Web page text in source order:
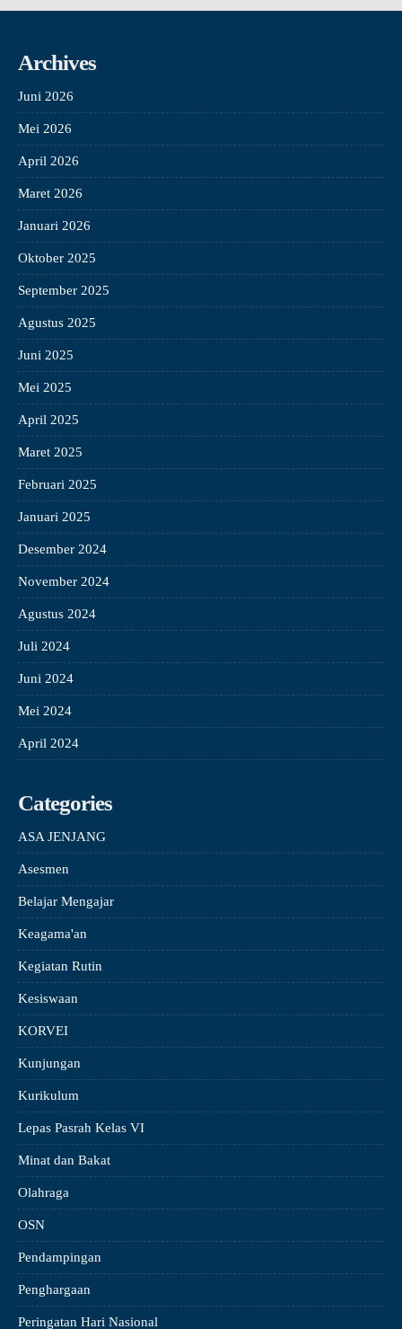
Archives
Juni 2026
Mei 2026
April 2026
Maret 2026
Januari 2026
Oktober 2025
September 2025
Agustus 2025
Juni 2025
Mei 2025
April 2025
Maret 2025
Februari 2025
Januari 2025
Desember 2024
November 2024
Agustus 2024
Juli 2024
Juni 2024
Mei 2024
April 2024
Categories
ASA JENJANG
Asesmen
Belajar Mengajar
Keagama'an
Kegiatan Rutin
Kesiswaan
KORVEI
Kunjungan
Kurikulum
Lepas Pasrah Kelas VI
Minat dan Bakat
Olahraga
OSN
Pendampingan
Penghargaan
Peringatan Hari Nasional